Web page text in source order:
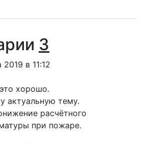
3
в 11:12
хорошо.
актуальную тему.
расчётного
при пожаре.